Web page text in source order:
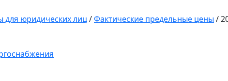
для юридических лиц/Фактические предельные цены /